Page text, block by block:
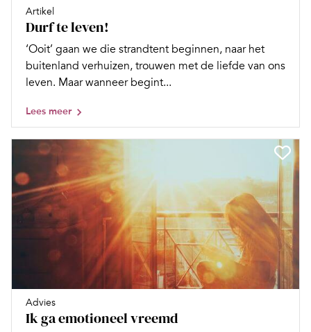
Artikel
Durf te leven!
‘Ooit’ gaan we die strandtent beginnen, naar het
buitenland verhuizen, trouwen met de liefde van ons
leven. Maar wanneer begint...
Lees meer
Advies
Ik ga emotioneel vreemd